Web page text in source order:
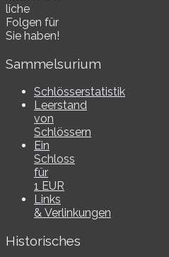
li­che
Folgen für
Sie haben!
Sammelsurium
Schlösserstatistik
Leerstand
von
Schlössern
Ein
Schloss
für
1 EUR
Links
& Verlinkungen
Historisches